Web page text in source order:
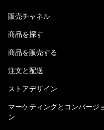
販売チャネル
商品を探す
商品を販売する
注文と配送
ストアデザイン
マーケティングとコンバージ
ン